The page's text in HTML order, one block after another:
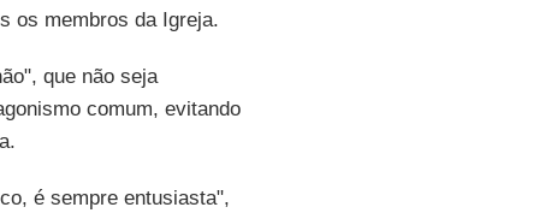
os membros da Igreja.
que não seja
comum, evitando
é sempre entusiasta",